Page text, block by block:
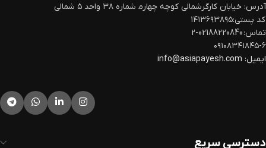
آدرس: خیابان کارگرشمالی کوچه چهارم‍ شماره ۳۸ واحد ۵ شمالی
کد پستی:۱۴۱۳۶۹۳۸۹۵
تماس: 02188220840-2
۰۹۱۰۸۳۴۱۸۴۵-۶
ایمیل:
دسترسی سریع